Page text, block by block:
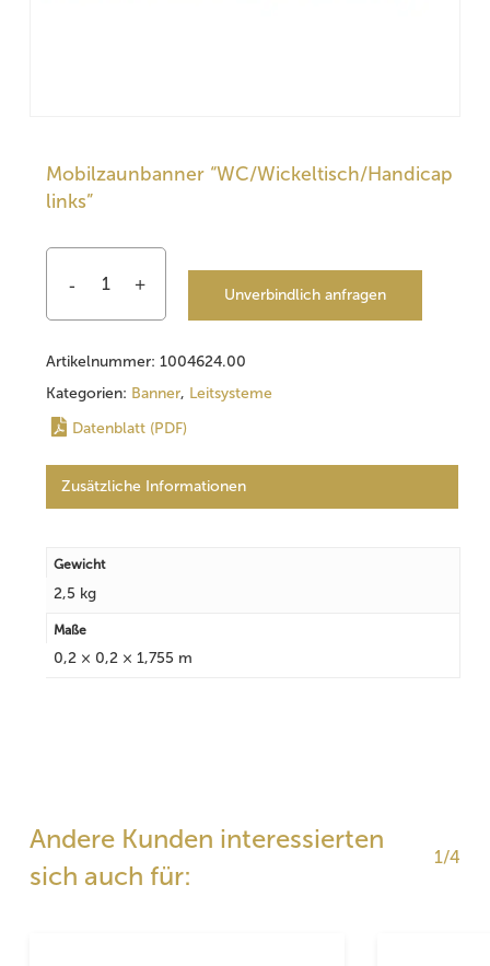
Mobilzaunbanner “WC/Wickeltisch/Handicap
links”
Unverbindlich anfragen
Artikelnummer: 1004624.00
Kategorien: Banner, Leitsysteme
Datenblatt (PDF)
Zusätzliche Informationen
Gewicht
2,5 kg
Maße
0,2 × 0,2 × 1,755 m
Andere Kunden interessierten
sich auch für:
1/4